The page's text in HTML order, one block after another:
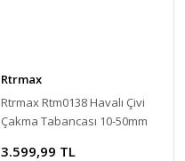
Rtrmax
Rtrmax Rtm0138 Havalı Çivi
Çakma Tabancası 10-50mm
3.599,99 TL